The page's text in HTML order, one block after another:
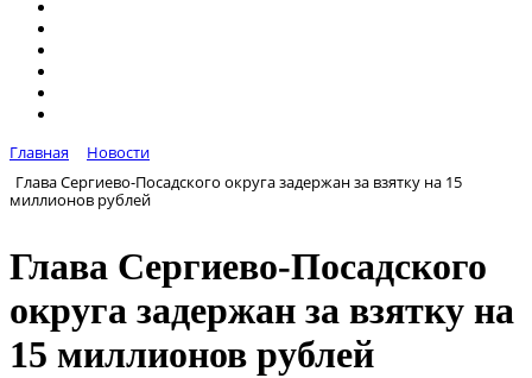
Главная
Новости
Глава Сергиево-Посадского округа задержан за взятку на 15
миллионов рублей
Глава Сергиево-Посадского
округа задержан за взятку на
15 миллионов рублей